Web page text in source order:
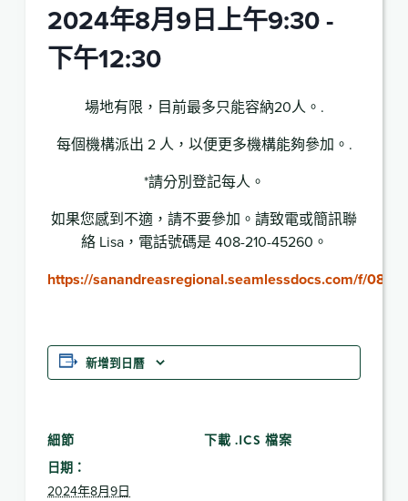
2024年8月9日上午9:30-
下午12:30
場地有限，目前最多只能容納20人。.
每個機構派出 2 人，以便更多機構能夠參加。.
*請分別登記每人。
如果您感到不適，請不要參加。請致電或簡訊聯
絡 Lisa，電話號碼是 408-210-45260。
https://sanandreasregional.seamlessdocs.com/f/
新增到日曆
細節
日期：
2024年8月9日
下載 .ICS 檔案